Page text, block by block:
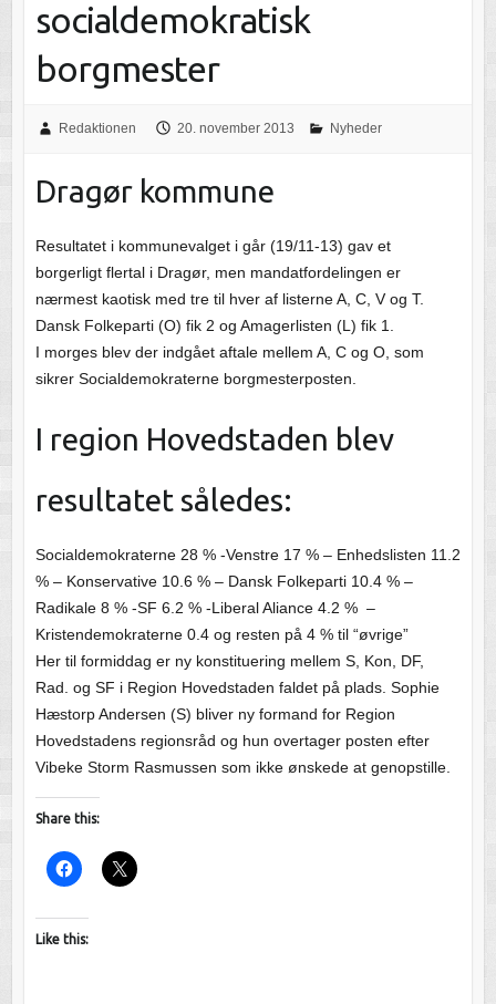
socialdemokratisk
borgmester
Redaktionen 20. november 2013 Nyheder
Dragør kommune
Resultatet i kommunevalget i går (19/11-13) gav et
borgerligt flertal i Dragør, men mandatfordelingen er
nærmest kaotisk med tre til hver af listerne A, C, V og T.
Dansk Folkeparti (O) fik 2 og Amagerlisten (L) fik 1.
I morges blev der indgået aftale mellem A, C og O, som
sikrer Socialdemokraterne borgmesterposten.
I region Hovedstaden blev
resultatet således:
Socialdemokraterne 28 % -Venstre 17 % – Enhedslisten 11.2
% – Konservative 10.6 % – Dansk Folkeparti 10.4 % –
Radikale 8 % -SF 6.2 % -Liberal Aliance 4.2 % –
Kristendemokraterne 0.4 og resten på 4 % til “øvrige”
Her til formiddag er ny konstituering mellem S, Kon, DF,
Rad. og SF i Region Hovedstaden faldet på plads. Sophie
Hæstorp Andersen (S) bliver ny formand for Region
Hovedstadens regionsråd og hun overtager posten efter
Vibeke Storm Rasmussen som ikke ønskede at genopstille.
Share this:
Like this: